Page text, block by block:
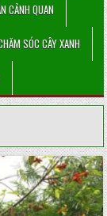
CẢNH QUAN
SÓC CÂY XANH